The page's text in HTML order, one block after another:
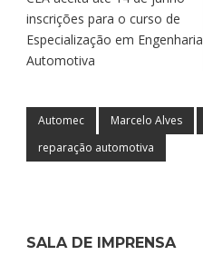
inscrições para o curso de
Especialização em Engenharia
Automotiva
Automec Marcelo Alves
reparação automotiva
SALA DE IMPRENSA